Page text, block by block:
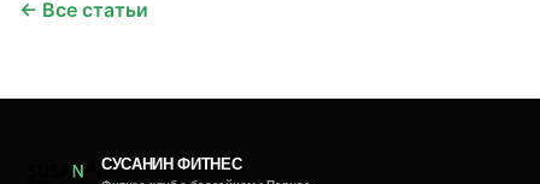
← Все статьи
СУСАНИН ФИТНЕС